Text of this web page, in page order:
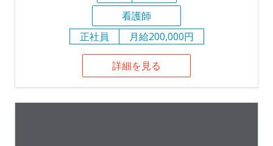
看護師
正社員
月給200,000円
詳細を見る